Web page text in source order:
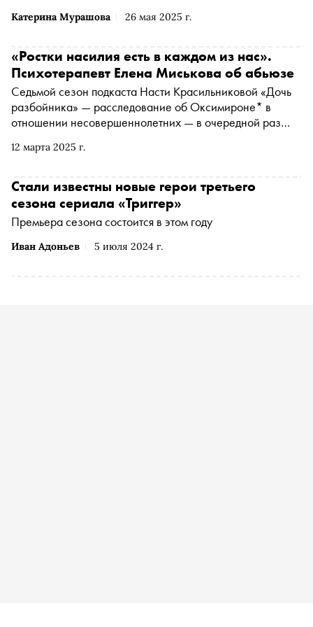
Катерина Мурашова 26 мая 2025 г.
желание сделать «все правильно» приводит к
Катерина Мурашова и предлагает читателям «Сноба»
поделиться своим мнением
12 марта 2025 г.
«Ростки насилия есть в каждом из нас».
Психотерапевт Елена Миськова об абьюзе
Седьмой сезон подкаста Насти Красильниковой «Дочь
разбойника» — расследование об Оксимироне* в
отношении несовершеннолетних — в очередной раз
«Сноб» поговорил с социокультурным антропологом и
Миськовой о двойных стандартах, крушении идеалов и
способах противостоять абьюзу
Иван Адоньев 5 июля 2024 г.
Стали известны новые герои третьего
сезона сериала «Триггер»
Премьера сезона состоится в этом году